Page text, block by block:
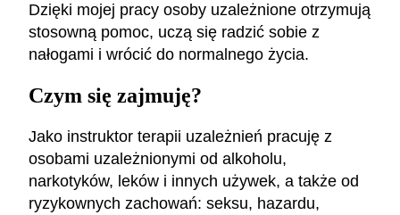
Dzięki mojej pracy osoby uzależnione otrzymują
stosowną pomoc, uczą się radzić sobie z
nałogami i wrócić do normalnego życia.
Czym się zajmuję?
Jako instruktor terapii uzależnień pracuję z
osobami uzależnionymi od alkoholu,
narkotyków, leków i innych używek, a także od
ryzykownych zachowań: seksu, hazardu,